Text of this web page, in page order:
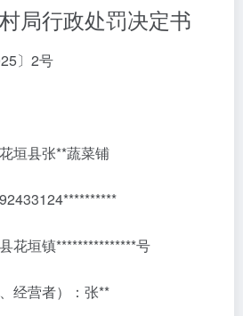
局行政处罚决定书
〕2号
垣县张**蔬菜铺
花垣镇***************号
经营者）：张**